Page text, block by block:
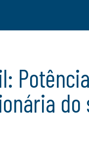
Potência
do